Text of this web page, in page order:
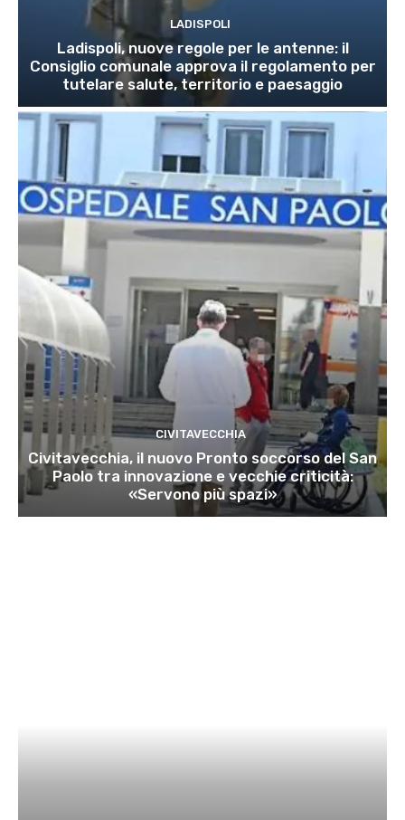
LADISPOLI
Ladispoli, nuove regole per le antenne: il
Consiglio comunale approva il regolamento per
tutelare salute, territorio e paesaggio
CIVITAVECCHIA
Civitavecchia, il nuovo Pronto soccorso del San
Paolo tra innovazione e vecchie criticità:
«Servono più spazi»